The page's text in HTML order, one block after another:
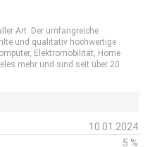
Art. Der umfangreiche
und qualitativ hochwertige
Elektromobilität, Home
mehr und sind seit über 20
10.01.2024
5 %